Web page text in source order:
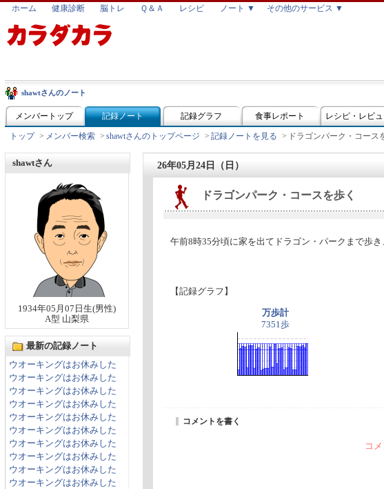
ホーム 健康診断 脳トレ Ｑ＆Ａ レシピ ノート ▼ その他のサービス ▼
shawtさんのノート
メンバートップ 記録ノート 記録グラフ 食事レポート レシピ・レビ
トップ > メンバー検索 > shawtさんのトップページ > 記録ノートを見る > ドラゴンパーク・コース
shawtさん
1934年05月07日生(男性)
A型 山梨県
最新の記録ノート
ウオーキングはお休みした
ウオーキングはお休みした
ウオーキングはお休みした
ウオーキングはお休みした
ウオーキングはお休みした
ウオーキングはお休みした
ウオーキングはお休みした
ウオーキングはお休みした
ウオーキングはお休みした
ウオーキングはお休みした
26年05月24日（日）
ドラゴンパーク・コースを歩く
午前8時35分頃に家を出てドラゴン・パークまで歩
【記録グラフ】
万歩計
7351歩
コメントを書く
コ